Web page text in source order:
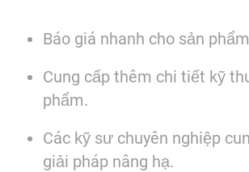
Báo giá nhanh cho sản
Cung cấp thêm chi tiết kỹ
phẩm.
Các kỹ sư chuyên nghiệp
giải pháp nâng hạ.